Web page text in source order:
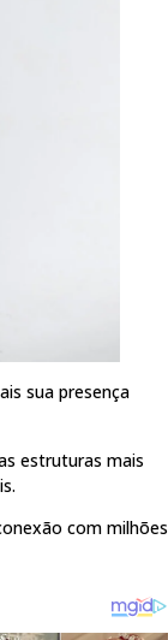
sua presença
estruturas mais
com milhões